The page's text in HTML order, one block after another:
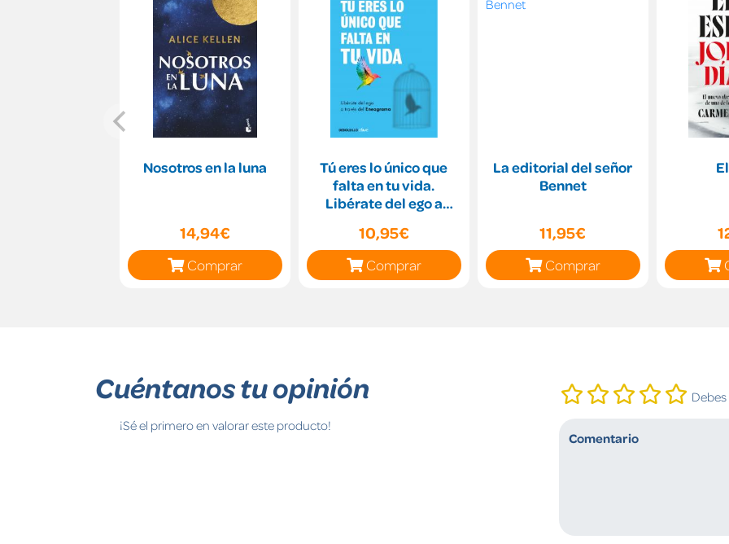
Nosotros en la luna
14,94€
Comprar
Tú eres lo único que
falta en tu vida.
Libérate del ego a
10,95€
Comprar
La editorial del señor
Bennet
11,95€
Comprar
Cuéntanos tu opinión
¡Sé el primero en valorar este producto!